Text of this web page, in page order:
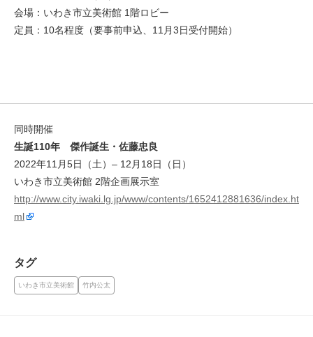
会場：いわき市立美術館 1階ロビー
定員：10名程度（要事前申込、11月3日受付開始）
同時開催
生誕110年 傑作誕生・佐藤忠良
2022年11月5日（土）– 12月18日（日）
いわき市立美術館 2階企画展示室
http://www.city.iwaki.lg.jp/www/contents/1652412881636/index.ht
ml
タグ
いわき市立美術館 竹内公太